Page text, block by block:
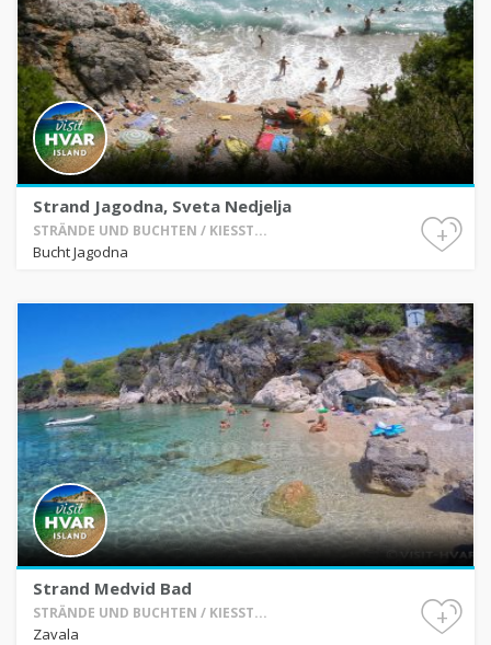
Strand Jagodna, Sveta Nedjelja
STRÄNDE UND BUCHTEN / KIESST...
Bucht Jagodna
+
Strand Medvid Bad
STRÄNDE UND BUCHTEN / KIESST...
Zavala
+